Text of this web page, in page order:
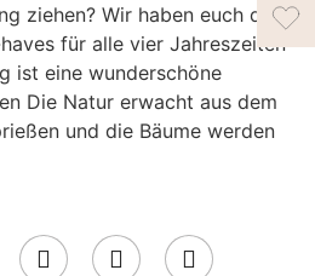
ziehen? Wir haben euch die
für alle vier Jahreszeiten
ist eine wunderschöne
Die Natur erwacht aus dem
und die Bäume werden